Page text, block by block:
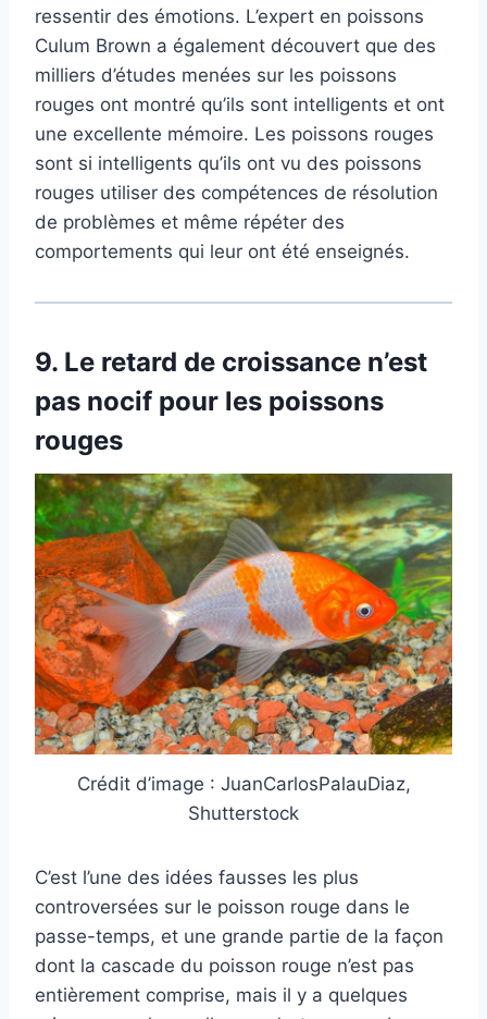
ressentir des émotions. L’expert en poissons
Culum Brown a également découvert que des
milliers d’études menées sur les poissons
rouges ont montré qu’ils sont intelligents et ont
une excellente mémoire. Les poissons rouges
sont si intelligents qu’ils ont vu des poissons
rouges utiliser des compétences de résolution
de problèmes et même répéter des
comportements qui leur ont été enseignés.
9. Le retard de croissance n’est
pas nocif pour les poissons
rouges
Crédit d’image : JuanCarlosPalauDiaz,
Shutterstock
C’est l’une des idées fausses les plus
controversées sur le poisson rouge dans le
passe-temps, et une grande partie de la façon
dont la cascade du poisson rouge n’est pas
entièrement comprise, mais il y a quelques